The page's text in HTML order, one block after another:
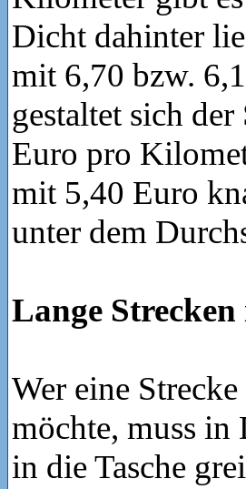
Dicht dahinter
mit 6,70 bzw.
gestaltet sich
Euro pro
mit 5,40 Euro
unter dem
Lange
Wer eine
möchte, muss
in die Tasche